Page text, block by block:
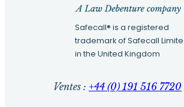
Safecall® is a registered
trademark of Safecall
in the United Kingdom
Ventes : +44 (0) 191 516 7720